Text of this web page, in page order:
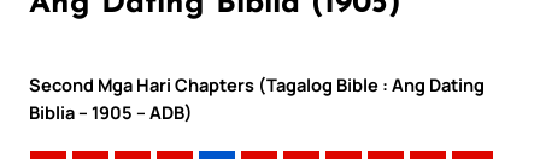
Second Mga Hari Chapters (Tagalog Bible : Ang Dating
Biblia – 1905 – ADB)